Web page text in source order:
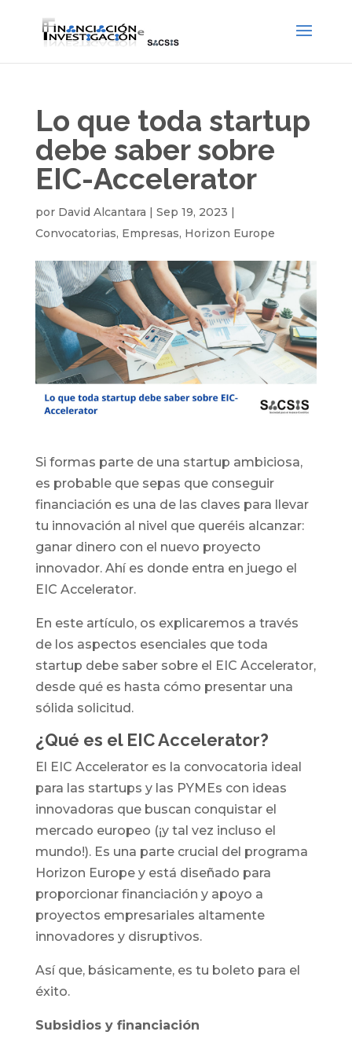
Lo que toda startup
debe saber sobre
EIC-Accelerator
por David Alcantara | Sep 19, 2023 |
Convocatorias, Empresas, Horizon Europe
Si formas parte de una startup ambiciosa,
es probable que sepas que conseguir
financiación es una de las claves para llevar
tu innovación al nivel que queréis alcanzar:
ganar dinero con el nuevo proyecto
innovador. Ahí es donde entra en juego el
EIC Accelerator.
En este artículo, os explicaremos a través
de los aspectos esenciales que toda
startup debe saber sobre el EIC Accelerator,
desde qué es hasta cómo presentar una
sólida solicitud.
¿Qué es el EIC Accelerator?
El EIC Accelerator es la convocatoria ideal
para las startups y las PYMEs con ideas
innovadoras que buscan conquistar el
mercado europeo (¡y tal vez incluso el
mundo!). Es una parte crucial del programa
Horizon Europe y está diseñado para
proporcionar financiación y apoyo a
proyectos empresariales altamente
innovadores y disruptivos.
Así que, básicamente, es tu boleto para el
éxito.
Subsidios y financiación